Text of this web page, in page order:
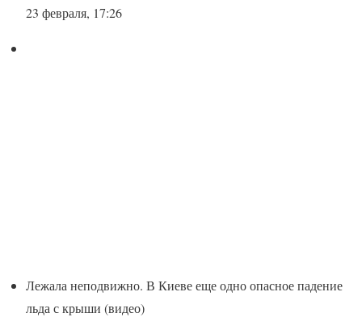
23 февраля, 17:26
Лежала неподвижно. В Киеве еще одно опасное падение
льда с крыши (видео)